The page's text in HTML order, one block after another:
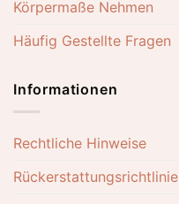
Körpermaße Nehmen
Häufig Gestellte Fragen
Informationen
Rechtliche Hinweise
Rückerstattungsrichtlinie